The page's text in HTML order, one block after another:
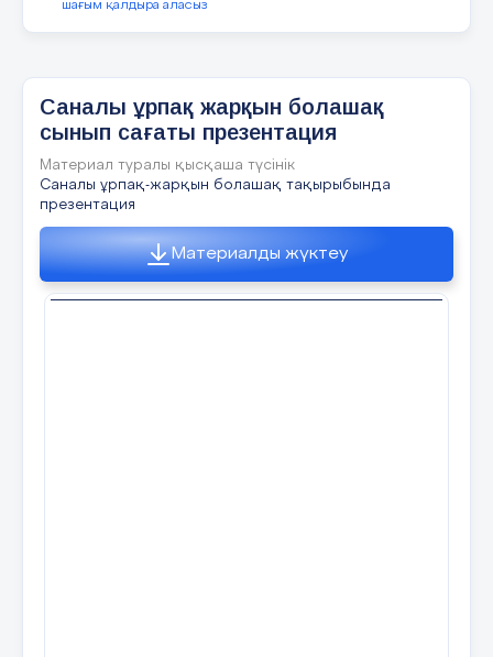
шағым қалдыра аласыз
Саналы ұрпақ жарқын болашақ
сынып сағаты презентация
Материал туралы қысқаша түсінік
Саналы ұрпақ-жарқын болашақ тақырыбында
презентация
Материалды жүктеу